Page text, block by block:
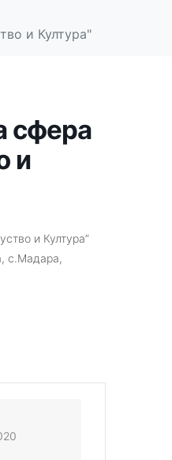
и Култура"
сфера
и
и Култура”
с.Мадара,